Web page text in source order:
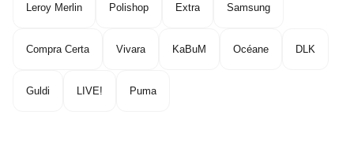
Leroy Merlin Polishop Extra Samsung
Compra Certa Vivara KaBuM Océane DLK
Guldi LIVE! Puma